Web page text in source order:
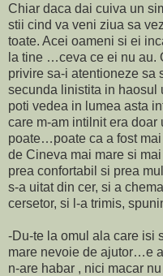
Chiar daca dai cuiva un
stii cind va veni ziua sa
toate. Acei oameni si ei
la tine …ceva ce ei nu au.
privire sa-i atentioneze sa
secunda linistita in haosul
poti vedea in lumea asta
care m-am intilnit era
poate…poate ca a fost
de Cineva mai mare si
prea confortabil si prea
s-a uitat din cer, si a
cersetor, si l-a trimis,
-Du-te la omul ala care isi
mare nevoie de ajutor…e
n-are habar , nici macar